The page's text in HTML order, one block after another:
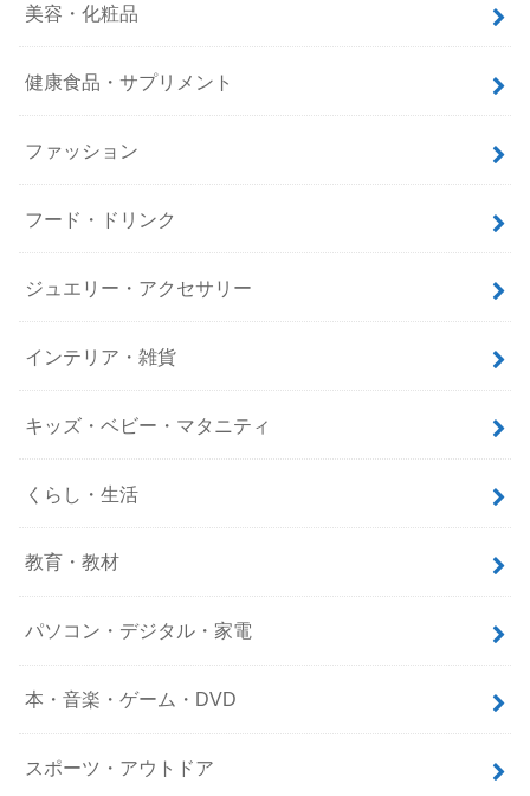
美容・化粧品
健康食品・サプリメント
ファッション
フード・ドリンク
ジュエリー・アクセサリー
インテリア・雑貨
キッズ・ベビー・マタニティ
くらし・生活
教育・教材
パソコン・デジタル・家電
本・音楽・ゲーム・DVD
スポーツ・アウトドア